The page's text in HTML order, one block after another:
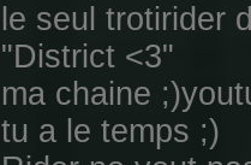
le seul trotirider
"District <3"
ma chaine
tu a le temps ;)